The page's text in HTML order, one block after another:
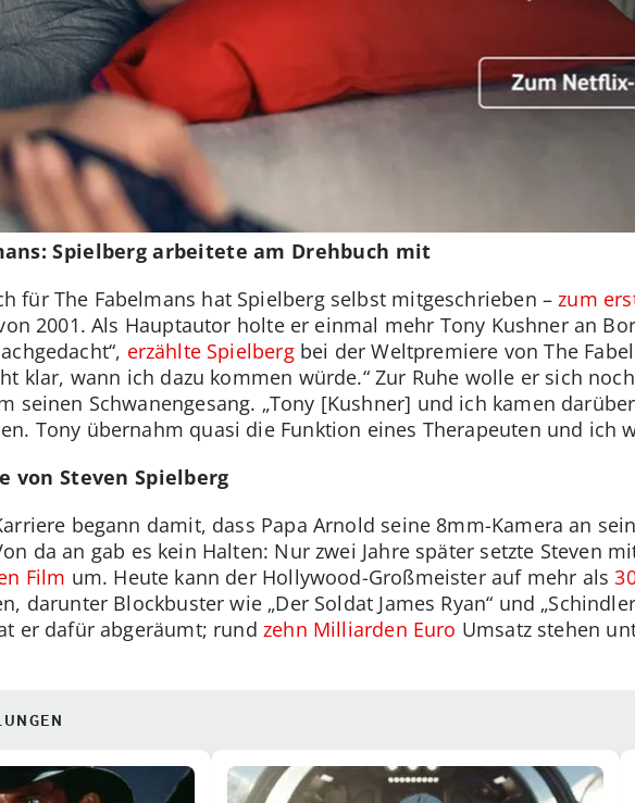
Spielberg arbeitete am Drehbuch mit
für The Fabelmans hat Spielberg selbst mitgeschrieben –zum
2001. Als Hauptautor holte er einmal mehr Tony Kushner an
erzählte Spielbergbei der Weltpremiere von The
klar, wann ich dazu kommen würde.“ Zur Ruhe wolle er sich
seinen Schwanengesang. „Tony [Kushner] und ich kamen
Tony übernahm quasi die Funktion eines Therapeuten und ich
von Steven Spielberg
begann damit, dass Papa Arnold seine 8mm-Kamera an
da an gab es kein Halten: Nur zwei Jahre später setzte Steven
Film um. Heute kann der Hollywood-Großmeister auf mehr als
darunter Blockbuster wie „Der Soldat James Ryan“ und
er dafür abgeräumt; rundzehn Milliarden Euro Umsatz stehen